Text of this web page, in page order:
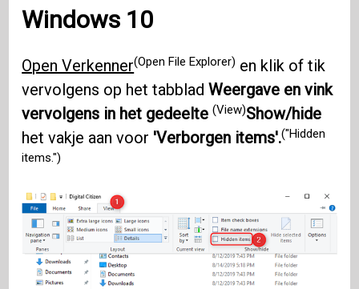
Windows 10
Open Verkenner(Open File Explorer) en klik of tik
vervolgens op het tabbladWeergave en vink
vervolgens in het gedeelte(View)Show/hide
het vakje aan voor 'Verborgen items'.("Hidden
items.")